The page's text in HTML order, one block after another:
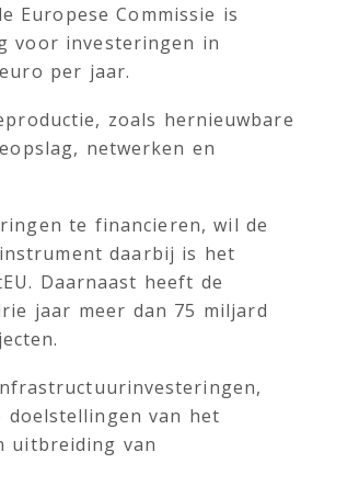
Europese Commissie is
voor investeringen in
per jaar.
zoals hernieuwbare
netwerken en
te financieren, wil de
daarbij is het
Daarnaast heeft de
jaar meer dan 75 miljard
van het
uitbreiding van